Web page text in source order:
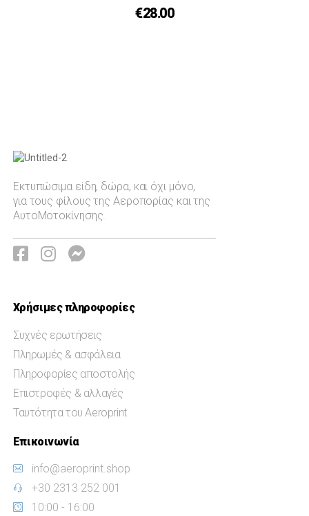
€28.00
Εκτυπώσιμα είδη, δώρα, και όχι μόνο,
για τους φίλους της Αεροπορίας και της
ΑυτοΜοτοκίνησης.
Χρήσιμες πληροφορίες
Συχνές ερωτήσεις
Πληρωμές & ασφάλεια
Πληροφορίες αποστολής
Επιστροφές & αλλαγές
Ταυτότητα του Aeroprint
Επικοινωνία
info@aeroprint.shop
+30 2313 252 001
10:00 - 16:00